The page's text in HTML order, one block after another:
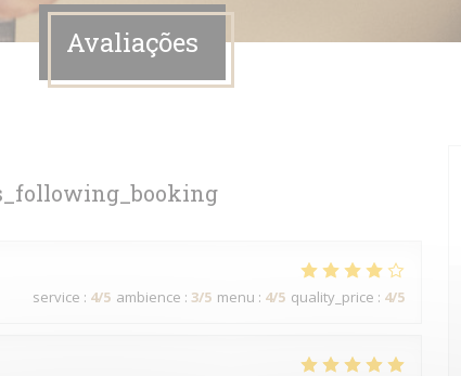
Avaliações
service : 4/5 ambience : 3/5 menu : 4/5 quality_price : 4/5